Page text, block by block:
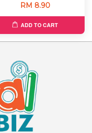
RM 8.90
ADD TO CART